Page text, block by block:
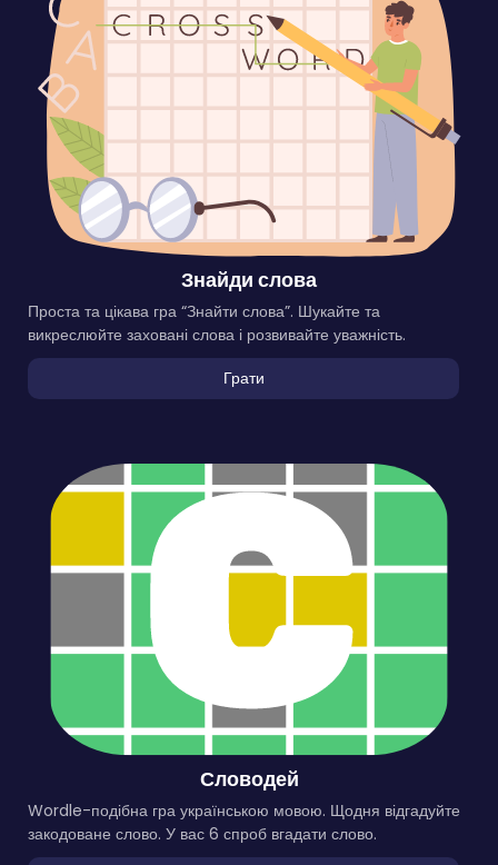
Знайди слова
Проста та цікава гра “Знайти слова”. Шукайте та
викреслюйте заховані слова і розвивайте уважність.
Грати
Словодей
Wordle-подібна гра українською мовою. Щодня відгадуйте
закодоване слово. У вас 6 спроб вгадати слово.